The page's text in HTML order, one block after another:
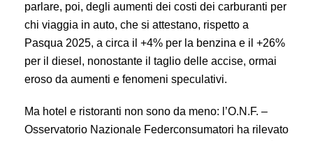
parlare, poi, degli aumenti dei costi dei carburanti per
chi viaggia in auto, che si attestano, rispetto a
Pasqua 2025, a circa il +4% per la benzina e il +26%
per il diesel, nonostante il taglio delle accise, ormai
eroso da aumenti e fenomeni speculativi.
Ma hotel e ristoranti non sono da meno: l’O.N.F. –
Osservatorio Nazionale Federconsumatori ha rilevato